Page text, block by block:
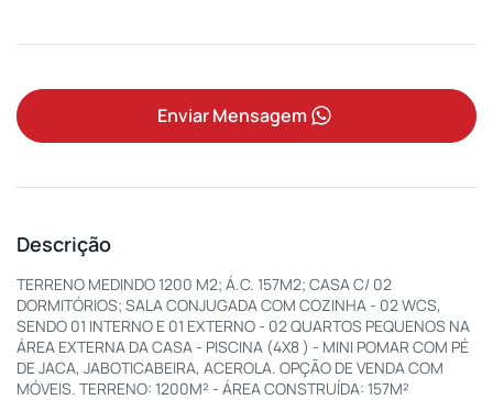
Enviar Mensagem
Descrição
TERRENO MEDINDO 1200 M2; Á.C. 157M2; CASA C/ 02
DORMITÓRIOS; SALA CONJUGADA COM COZINHA - 02 WCS,
SENDO 01 INTERNO E 01 EXTERNO - 02 QUARTOS PEQUENOS NA
ÁREA EXTERNA DA CASA - PISCINA (4X8 ) - MINI POMAR COM PÉ
DE JACA, JABOTICABEIRA, ACEROLA. OPÇÃO DE VENDA COM
MÓVEIS. TERRENO: 1200M² - ÁREA CONSTRUÍDA: 157M²